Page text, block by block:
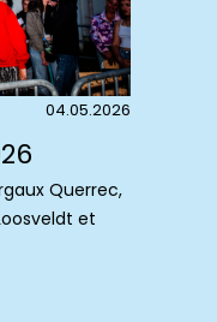
04.05.2026
Querrec,
et